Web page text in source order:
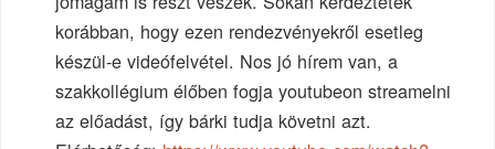
korábban, hogy ezen rendezvényekről esetleg
készül-e videófelvétel. Nos jó hírem van, a
szakkollégium élőben fogja youtubeon streamelni
az előadást, így bárki tudja követni azt.